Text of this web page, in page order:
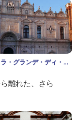
・グランデ・ディ・サ
離れた、さら